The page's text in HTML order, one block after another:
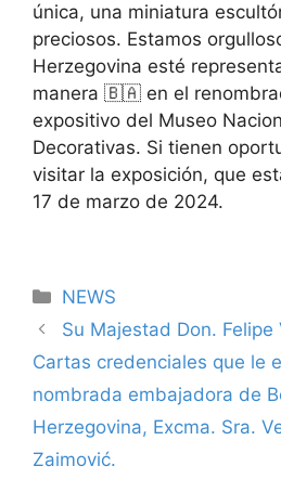
única, una miniatura
preciosos. Estamos
Herzegovina esté
manera 🇧🇦 en el
expositivo del Museo
Decorativas. Si tienen
visitar la exposición, que
17 de marzo de 2024.
Categorías
NEWS
Su Majestad Don. Felipe
Cartas credenciales que le
nombrada embajadora de
Herzegovina, Excma. Sra.
Zaimović.